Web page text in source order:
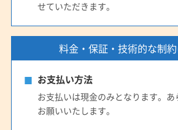
せていただきます。
料金・保証・技術的な制
お支払い方法
お支払いは現金のみとなります。あ
お願いいたします。